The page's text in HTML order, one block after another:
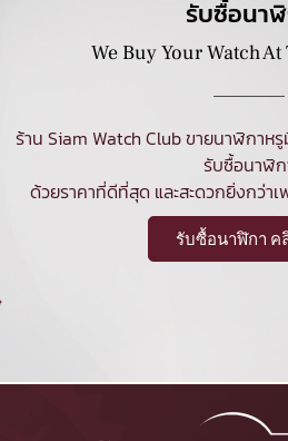
รับซื้อนา
We Buy Your Watch At
ร้าน Siam Watch Club ขายนาฬิกาห
รับซื้อนาฬิ
ด้วยราคาที่ดีที่สุด และสะดวกยิ่งกว่าเ
รับซื้อนาฬิกา ค